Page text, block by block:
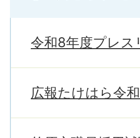
令和8年度プレス
広報たけはら令